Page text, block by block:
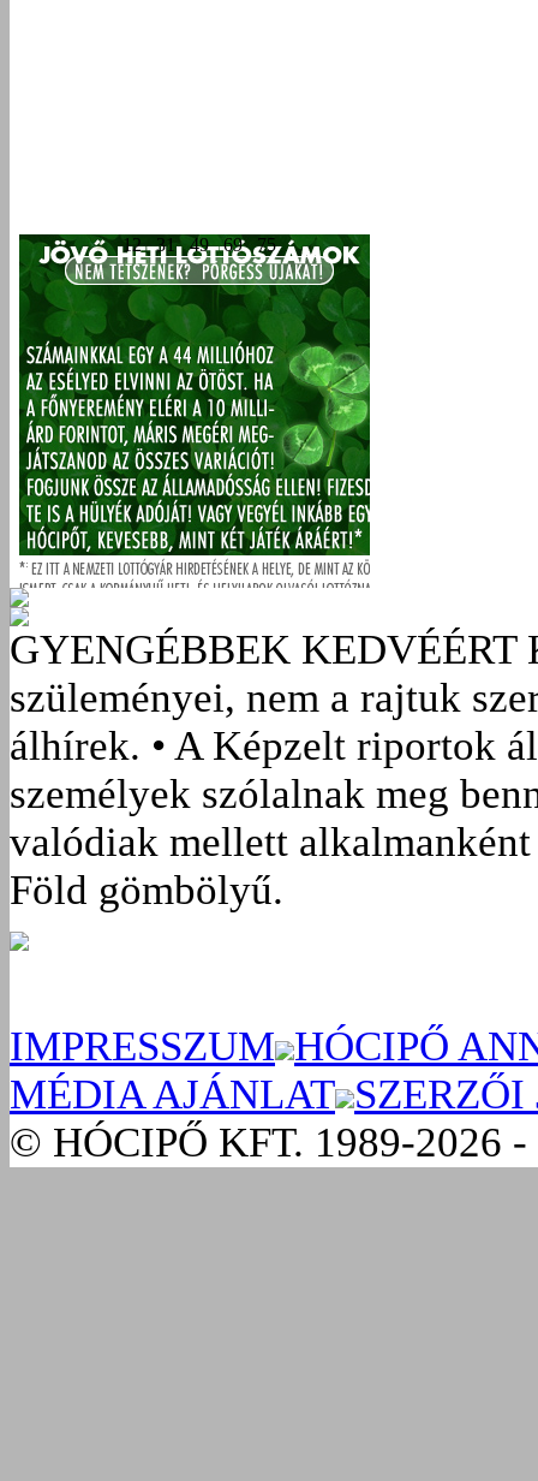
GYENGÉBBEK KEDVÉÉRT
szüleményei, nem a rajtuk
álhírek. • A Képzelt riportok
személyek szólalnak meg
valódiak mellett
Föld gömbölyű.
IMPRESSZUM HÓCIPŐ
MÉDIA AJÁNLAT SZERZŐI
© HÓCIPŐ KFT. 1989-2026